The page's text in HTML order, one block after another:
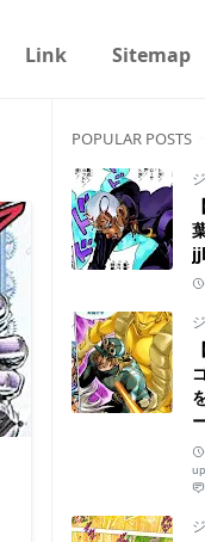
Link Sitemap
POPULAR POSTS